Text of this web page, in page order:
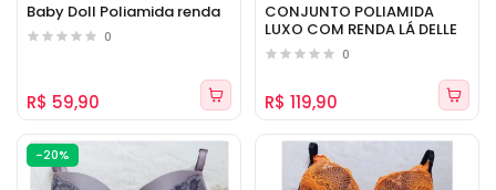
Baby Doll Poliamida renda
0
R$ 59,90
CONJUNTO POLIAMIDA
LUXO COM RENDA LÁ DELLE
0
R$ 119,90
-20%